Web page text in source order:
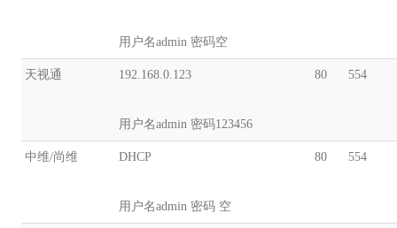
用户名admin 密码空
天视通 192.168.0.123
用户名admin 密码123456
80 554
中维/尚维 DHCP
用户名admin 密码 空
80 554